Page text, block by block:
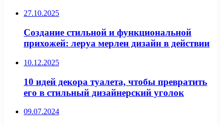
27.10.2025
Создание стильной и функциональной
прихожей: леруа мерлен дизайн в действии
10.12.2025
10 идей декора туалета, чтобы превратить
его в стильный дизайнерский уголок
09.07.2024